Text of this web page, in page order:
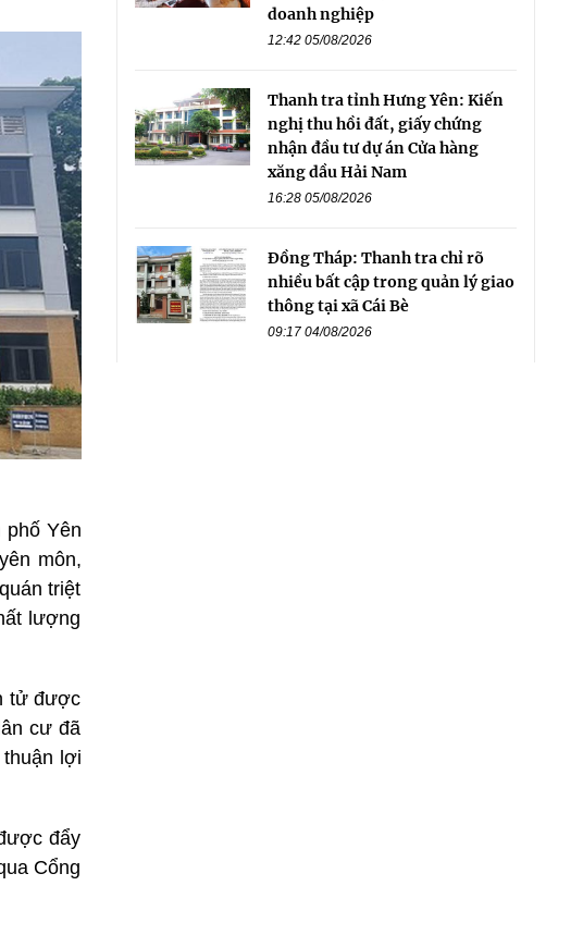
phố Yên
môn,
triệt
lượng
tử được
cư đã
lợi
đẩy
Cổng
doanh nghiệp
12:42 05/08/2026
Thanh tra tỉnh Hưng Yên: Kiến
nghị thu hồi đất, giấy chứng
nhận đầu tư dự án Cửa hàng
xăng dầu Hải Nam
16:28 05/08/2026
Đồng Tháp: Thanh tra chỉ rõ
nhiều bất cập trong quản lý giao
thông tại xã Cái Bè
09:17 04/08/2026